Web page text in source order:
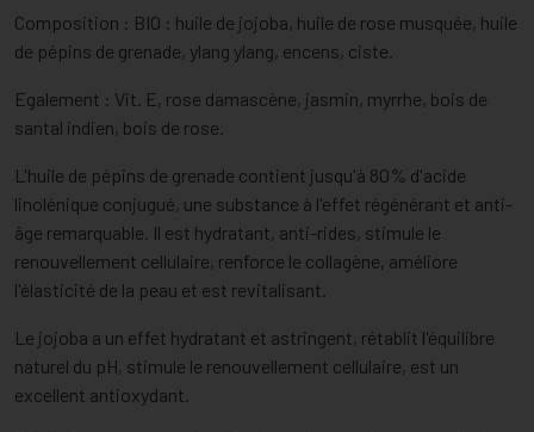
Composition : BIO : huile de jojoba, huile de rose musquée, huile
de pépins de grenade, ylang ylang, encens, ciste.
Egalement : Vit. E, rose damascène, jasmin, myrrhe, bois de
santal indien, bois de rose.
L'huile de pépins de grenade contient jusqu'à 80% d'acide
linolénique conjugué, une substance à l'effet régénérant et anti-
âge remarquable. Il est hydratant, anti-rides, stimule le
renouvellement cellulaire, renforce le collagène, améliore
l'élasticité de la peau et est revitalisant.
Le jojoba a un effet hydratant et astringent, rétablit l'équilibre
naturel du pH, stimule le renouvellement cellulaire, est un
excellent antioxydant.